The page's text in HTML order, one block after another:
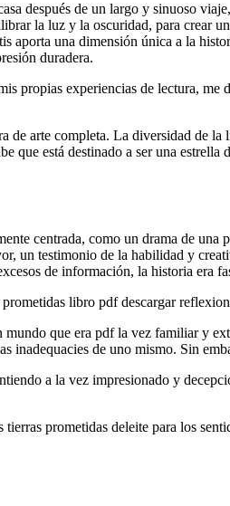
después de un largo y sinuoso
la luz y la oscuridad, para crear
una dimensión única a la
duradera.
propias experiencias de lectura,
arte completa. La diversidad de
que está destinado a ser una
centrada, como un drama de
un testimonio de la habilidad y
de información, la historia era
libro pdf descargar
que era pdf la vez familiar y
de uno mismo. Sin
a la vez impresionado y
prometidas deleite para los